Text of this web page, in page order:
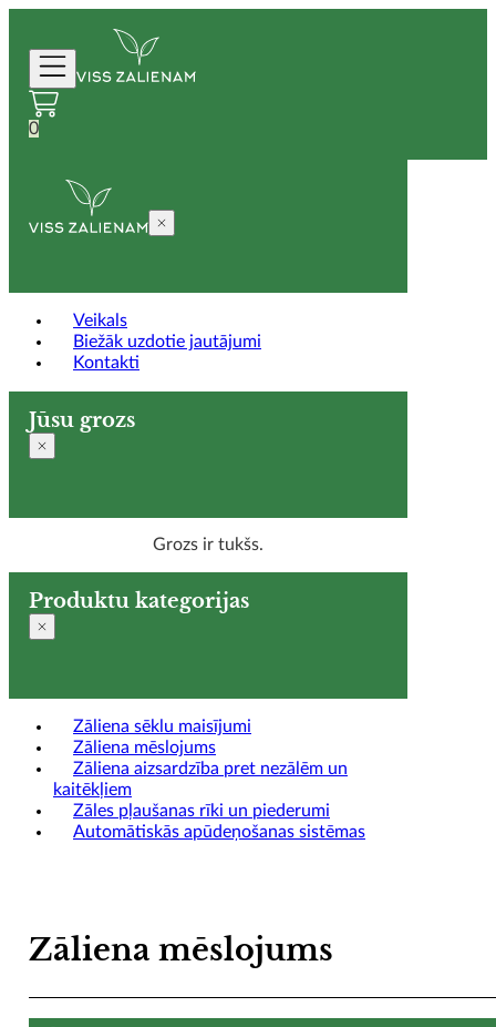
0
Veikals
Biežāk uzdotie jautājumi
Kontakti
Jūsu grozs
Grozs ir tukšs.
Produktu kategorijas
Zāliena sēklu maisījumi
Zāliena mēslojums
Zāliena aizsardzība pret nezālēm un
kaitēkļiem
Zāles pļaušanas rīki un piederumi
Automātiskās apūdeņošanas sistēmas
Zāliena mēslojums